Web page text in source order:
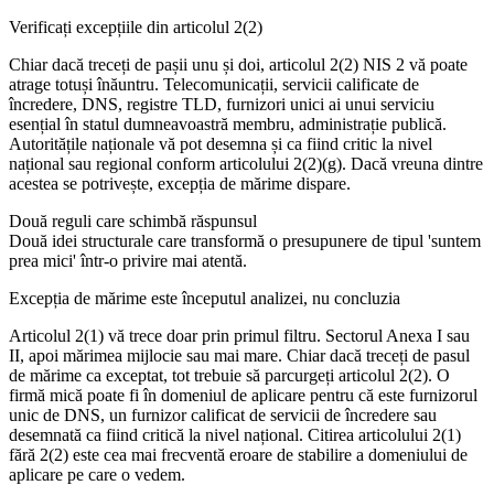
Verificați excepțiile din articolul 2(2)
Chiar dacă treceți de pașii unu și doi, articolul 2(2) NIS 2 vă poate
atrage totuși înăuntru. Telecomunicații, servicii calificate de
încredere, DNS, registre TLD, furnizori unici ai unui serviciu
esențial în statul dumneavoastră membru, administrație publică.
Autoritățile naționale vă pot desemna și ca fiind critic la nivel
național sau regional conform articolului 2(2)(g). Dacă vreuna dintre
acestea se potrivește, excepția de mărime dispare.
Două reguli care schimbă răspunsul
Două idei structurale care transformă o presupunere de tipul 'suntem
prea mici' într-o privire mai atentă.
Excepția de mărime este începutul analizei, nu concluzia
Articolul 2(1) vă trece doar prin primul filtru. Sectorul Anexa I sau
II, apoi mărimea mijlocie sau mai mare. Chiar dacă treceți de pasul
de mărime ca exceptat, tot trebuie să parcurgeți articolul 2(2). O
firmă mică poate fi în domeniul de aplicare pentru că este furnizorul
unic de DNS, un furnizor calificat de servicii de încredere sau
desemnată ca fiind critică la nivel național. Citirea articolului 2(1)
fără 2(2) este cea mai frecventă eroare de stabilire a domeniului de
aplicare pe care o vedem.